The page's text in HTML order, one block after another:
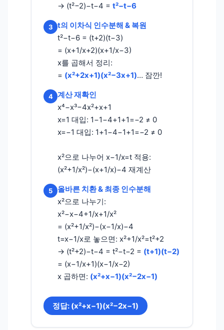
→ (t²−2)−t−4 = t²−t−6
3
t의 이차식 인수분해 & 복원
t²−t−6 = (t+2)(t−3)
= (x+1/x+2)(x+1/x−3)
x를 곱해서 정리:
= (x²+2x+1)(x²−3x+1)… 잠깐!
4 계산 재확인
x⁴−x³−4x²+x+1
x=1 대입: 1−1−4+1+1=−2 ≠ 0
x=−1 대입: 1+1−4−1+1=−2 ≠ 0
x²으로 나누어 x−1/x=t 적용:
(x²+1/x²)−(x+1/x)−4 재계산
5
올바른 치환 & 최종 인수분해
x²으로 나누기:
x²−x−4+1/x+1/x²
= (x²+1/x²)−(x−1/x)−4
t=x−1/x로 놓으면: x²+1/x²=t²+2
→ (t²+2)−t−4 = t²−t−2 = (t+1)(t−2)
= (x−1/x+1)(x−1/x−2)
x 곱하면: (x²+x−1)(x²−2x−1)
정답: (x²+x−1)(x²−2x−1)